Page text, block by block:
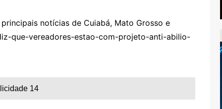
notícias de Cuiabá, Mato Grosso e
que-vereadores-estao-com-projeto-anti-abilio-
14